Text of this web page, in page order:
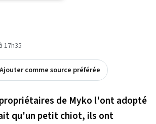
17h35
Ajouter comme source préférée
de Myko l'ont adopté
qu'un petit chiot, ils ont